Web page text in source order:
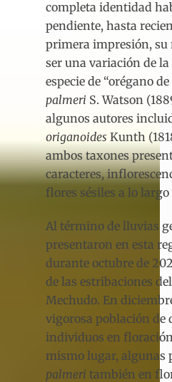
completa identidad
pendiente, hasta
primera impresión, su
ser una variación de
especie de “orégano
palmeri S. Watson
algunos autores
origanoides Kunth
ambos taxones
caracteres,
flores sésiles a lo
Al término de lluvias
presentaron en esta
durante octubre de
de las estribaciones
Mechudo. En
vigorosa población de
individuos en
mismo lugar, algunas
palmeri también en